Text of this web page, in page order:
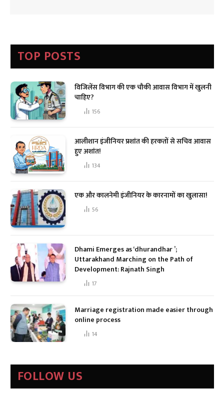
TOP POSTS
विजिलेंस विभाग की एक चौकी आवास विभाग में खुलनी
चाहिए?
156
आलीशान इंजीनियर प्रशांत की हरकतों से सचिव आवास
हुए अशांत!
134
एक और कालनेमी इंजीनियर के कारनामों का खुलासा!
56
Dhami Emerges as ‘dhurandhar ’;
Uttarakhand Marching on the Path of
Development: Rajnath Singh
17
Marriage registration made easier through
online process
14
FOLLOW US